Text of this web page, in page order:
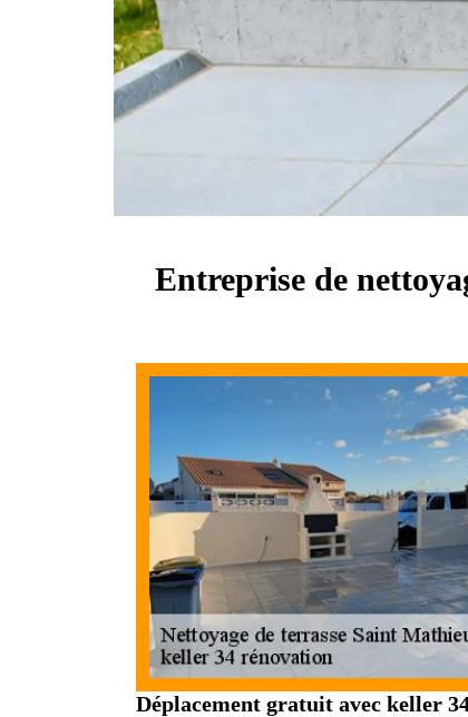
Entreprise de
Déplacement gratuit avec keller